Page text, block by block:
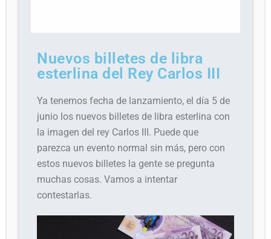
Nuevos billetes de libra
esterlina del Rey Carlos III
Ya tenemos fecha de lanzamiento, el día 5 de
junio los nuevos billetes de libra esterlina con
la imagen del rey Carlos III. Puede que
parezca un evento normal sin más, pero con
estos nuevos billetes la gente se pregunta
muchas cosas. Vamos a intentar
contestarlas.